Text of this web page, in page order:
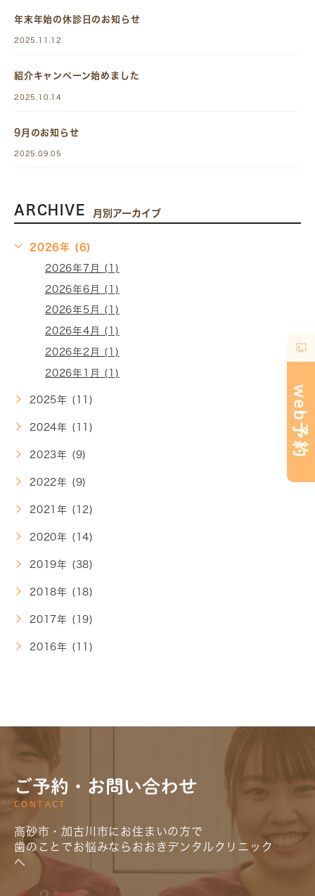
年末年始の休診日のお知らせ
2025.11.12
紹介キャンペーン始めました
2025.10.14
9月のお知らせ
2025.09.05
ARCHIVE 月別アーカイブ
2026年 (6)
2026年7月 (1)
2026年6月 (1)
2026年5月 (1)
2026年4月 (1)
2026年2月 (1)
2026年1月 (1)
2025年 (11)
2024年 (11)
2023年 (9)
2022年 (9)
2021年 (12)
2020年 (14)
2019年 (38)
2018年 (18)
2017年 (19)
2016年 (11)
ご予約・お問い合わせ
CONTACT
高砂市・加古川市にお住まいの方で
歯のことでお悩みならおおきデンタルクリニック
へ